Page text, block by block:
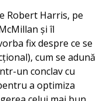
Robert Harris, pe
și îl
fix despre ce se
cum se adună
un conclav cu
a optimiza